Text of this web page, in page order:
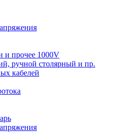
и прочее 1000V
ручной столярный и пр.
кабелей